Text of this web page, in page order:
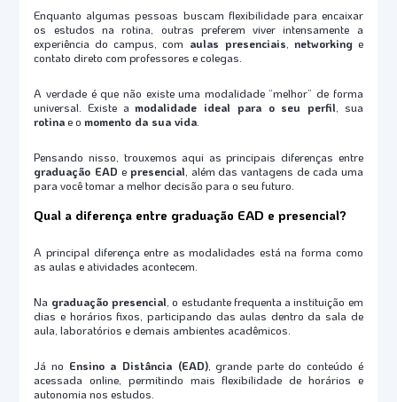
Enquanto algumas pessoas buscam flexibilidade para encaixar
os estudos na rotina, outras preferem viver intensamente a
experiência do campus, com aulas presenciais networkinge
contato direto com professores e colegas.
A verdade é que não existe uma modalidade “melhor” de forma
universal. Existe amodalidade ideal para o seu perfil , sua
rotinae omomento da sua vida
Pensando nisso, trouxemos aqui as principais diferenças entre
graduação EAD e presencial , além das vantagens de cada uma
para você tomar a melhor decisão para o seu futuro.
Qual a diferença entre graduação EAD e presencial?
A principal diferença entre as modalidades está na forma como
as aulas e atividades acontecem.
Na graduação presencial , o estudante frequenta a instituição em
dias e horários fixos, participando das aulas dentro da sala de
aula, laboratórios e demais ambientes acadêmicos.
Já no Ensino a Distância (EAD), grande parte do conteúdo é
acessada online, permitindo mais flexibilidade de horários e
autonomia nos estudos.